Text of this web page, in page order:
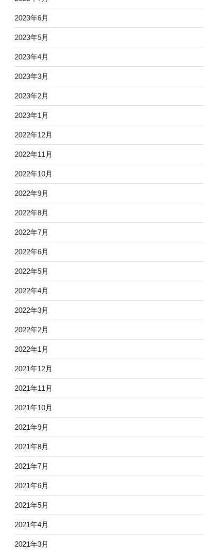
2023年6月
2023年5月
2023年4月
2023年3月
2023年2月
2023年1月
2022年12月
2022年11月
2022年10月
2022年9月
2022年8月
2022年7月
2022年6月
2022年5月
2022年4月
2022年3月
2022年2月
2022年1月
2021年12月
2021年11月
2021年10月
2021年9月
2021年8月
2021年7月
2021年6月
2021年5月
2021年4月
2021年3月